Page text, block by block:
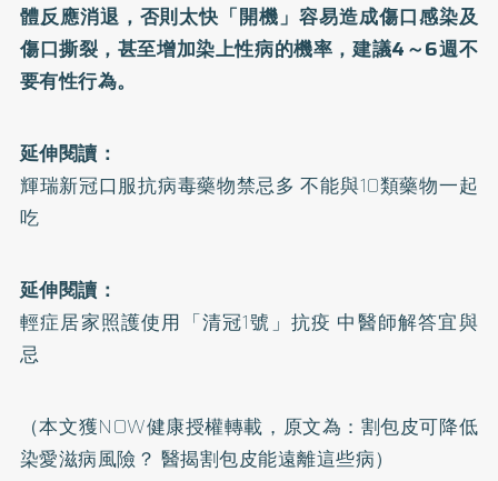
體反應消退，否則太快「開機」容易造成傷口感染及
傷口撕裂，甚至增加染上性病的機率，建議4～6週不
要有性行為。
延伸閱讀：
輝瑞新冠口服抗病毒藥物禁忌多 不能與10類藥物一起
吃
延伸閱讀：
輕症居家照護使用「清冠1號」抗疫 中醫師解答宜與
忌
（本文獲NOW健康授權轉載，原文為： 割包皮可降低
染愛滋病風險？ 醫揭割包皮能遠離這些病）